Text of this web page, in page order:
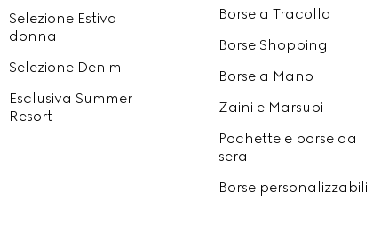
Selezione Estiva
donna
Selezione Denim
Esclusiva Summer
Resort
Borse a Tracolla
Borse Shopping
Borse a Mano
Zaini e Marsupi
Pochette e borse da
sera
Borse personalizzabili